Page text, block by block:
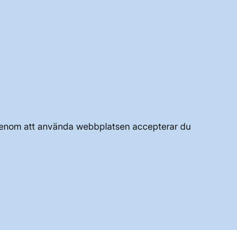
att använda webbplatsen accepterar du
JOBBA HÄR